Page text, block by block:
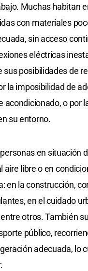
Muchas habitan
con materiales
sin acceso
eléctricas
sus posibilidades de
la imposibilidad de
acondicionado, o por
su entorno.
en situación
aire libre o en
en la construcción,
en el cuidado
otros. También
público,
adecuada, lo